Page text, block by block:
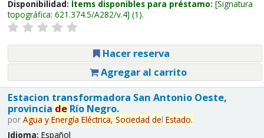
Disponibilidad: Ítems disponibles para préstamo: Signatura
topográfica: 621.374.5/A282/v.4 (1).
Hacer reserva
Agregar al carrito
Estacion transformadora San Antonio Oeste,
provincia deRío Negro.
por Agua y Energía Eléctrica, Sociedad del Estado.
Idioma: Español